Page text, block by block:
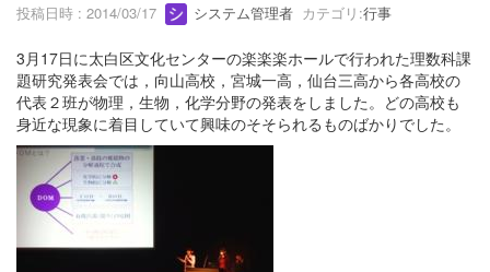
投稿日時 : 2014/03/17 システム管理者 カテゴリ:行事
3月17日に太白区文化センターの楽楽楽ホールで行われた理数科課
題研究発表会では，向山高校，宮城一高，仙台三高から各高校の
代表２班が物理，生物，化学分野の発表をしました。どの高校も
身近な現象に着目していて興味のそそられるものばかりでした。